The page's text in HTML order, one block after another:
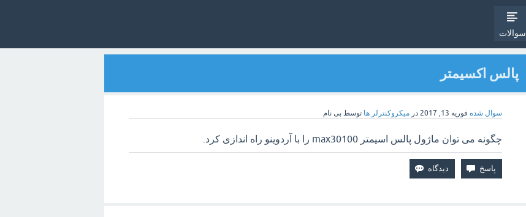
سوالات
پالس اکسیمتر
سوال شده فوریه 13, 2017 درمیکروکنترلر ها توسطبی نام
چگونه می توان ماژول پالس اسیمتر max30100 را با آردوینو راه اندازی کرد.